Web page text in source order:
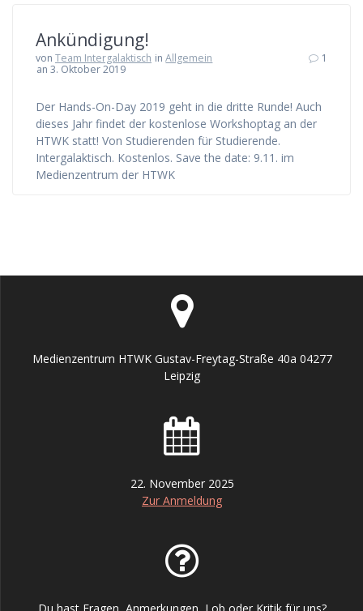
Ankündigung!
von Team Intergalaktisch inAllgemein
an 3. Oktober 2019
1
Der Hands-On-Day 2019 geht in die dritte Runde! Auch
dieses Jahr findet der kostenlose Workshoptag an der
HTWK statt! Von Studierenden für Studierende.
Intergalaktisch. Kostenlos. Save the date: 9.11. im
Medienzentrum der HTWK
Medienzentrum HTWK Gustav-Freytag-Straße 40a 04277
Leipzig
22. November 2025
Zur Anmeldung